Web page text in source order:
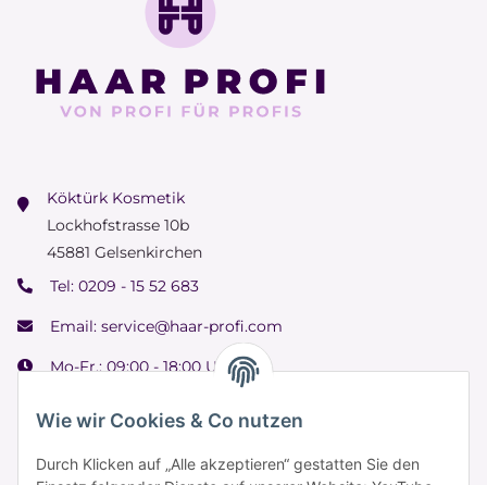
Wie wir Cookies & Co nutzen
Durch Klicken auf „Alle akzeptieren“ gestatten Sie den
Köktürk Kosmetik
Lockhofstrasse 10b
45881 Gelsenkirchen
Tel: 0209 - 15 52 683
Email: service@haar-profi.com
Mo-Fr.: 09:00 - 18:00 Uhr
Samstag: 09:00 - 15:00 Uhr